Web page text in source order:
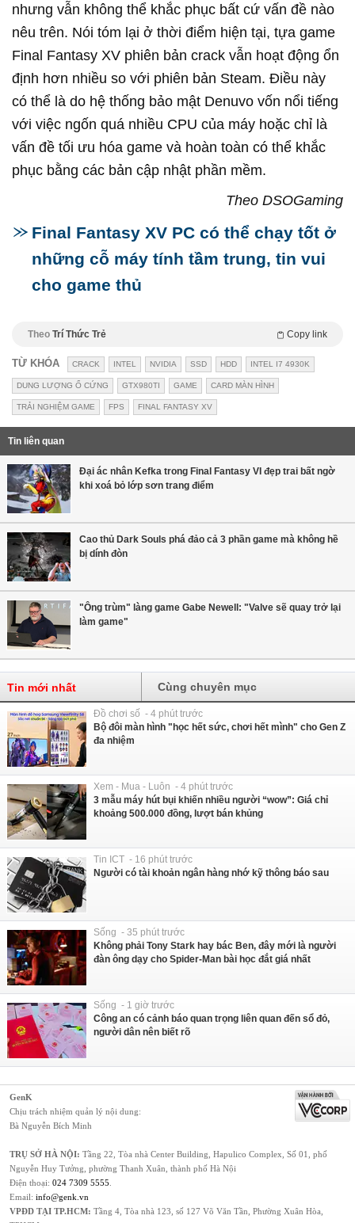
nhưng vẫn không thể khắc phục bất cứ vấn đề nào
nêu trên. Nói tóm lại ở thời điểm hiện tại, tựa game
Final Fantasy XV phiên bản crack vẫn hoạt động ổn
định hơn nhiều so với phiên bản Steam. Điều này
có thể là do hệ thống bảo mật Denuvo vốn nổi tiếng
với việc ngốn quá nhiều CPU của máy hoặc chỉ là
vấn đề tối ưu hóa game và hoàn toàn có thể khắc
phục bằng các bản cập nhật phần mềm.
Theo DSOGaming
Final Fantasy XV PC có thể chạy tốt ở
những cỗ máy tính tầm trung, tin vui
cho game thủ
Theo Trí Thức Trẻ Copy link
TỪ KHÓA CRACK INTEL NVIDIA SSD HDD INTEL I7 4930K
DUNG LƯỢNG Ổ CỨNG GTX980TI GAME CARD MÀN HÌNH
TRẢI NGHIỆM GAME FPS FINAL FANTASY XV
Tin liên quan
Đại ác nhân Kefka trong Final Fantasy VI đẹp trai bất ngờ
khi xoá bỏ lớp sơn trang điểm
Cao thủ Dark Souls phá đảo cả 3 phần game mà không hề
bị dính đòn
"Ông trùm" làng game Gabe Newell: "Valve sẽ quay trở lại
làm game"
Tin mới nhất Cùng chuyên mục
Đồ chơi số - 4 phút trước
Bộ đôi màn hình "học hết sức, chơi hết mình" cho Gen Z
đa nhiệm
Xem - Mua - Luôn - 4 phút trước
3 mẫu máy hút bụi khiến nhiều người “wow”: Giá chỉ
khoảng 500.000 đồng, lượt bán khủng
Tin ICT - 16 phút trước
Người có tài khoản ngân hàng nhớ kỹ thông báo sau
Sống - 35 phút trước
Không phải Tony Stark hay bác Ben, đây mới là người
đàn ông dạy cho Spider-Man bài học đắt giá nhất
Sống - 1 giờ trước
Công an có cảnh báo quan trọng liên quan đến sổ đỏ,
người dân nên biết rõ
GenK
Chịu trách nhiệm quản lý nội dung:
Bà Nguyễn Bích Minh
TRỤ SỞ HÀ NỘI: Tầng 22, Tòa nhà Center Building, Hapulico Complex, Số 01, phố
Nguyễn Huy Tưởng, phường Thanh Xuân, thành phố Hà Nội
Điện thoại: 024 7309 5555
Email: info@genk.vn
VPĐD TẠI TP.HCM: Tầng 4, Tòa nhà 123, số 127 Võ Văn Tần, Phường Xuân Hòa,